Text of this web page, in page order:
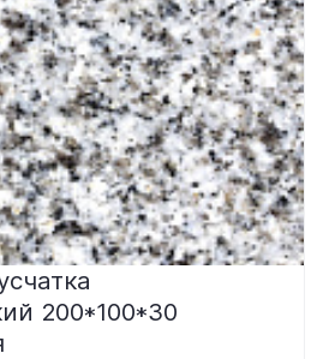
200*100*30